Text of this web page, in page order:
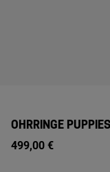
OHRRINGE
499,00 €